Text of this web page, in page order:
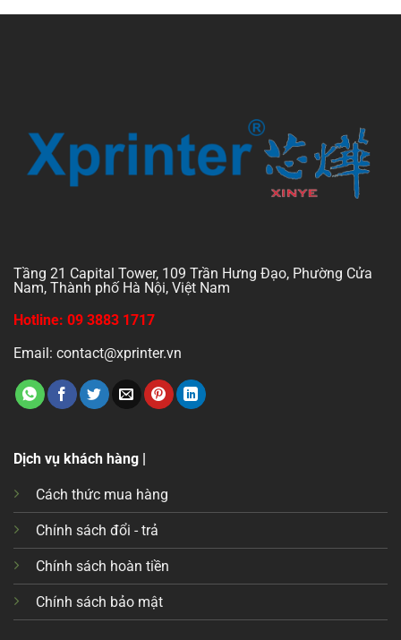
Tầng 21 Capital Tower, 109 Trần Hưng Đạo, Phường Cửa
Nam, Thành phố Hà Nội, Việt Nam
Hotline: 09 3883 1717
Email: contact@xprinter.vn
Dịch vụ khách hàng |
Cách thức mua hàng
Chính sách đổi - trả
Chính sách hoàn tiền
Chính sách bảo mật